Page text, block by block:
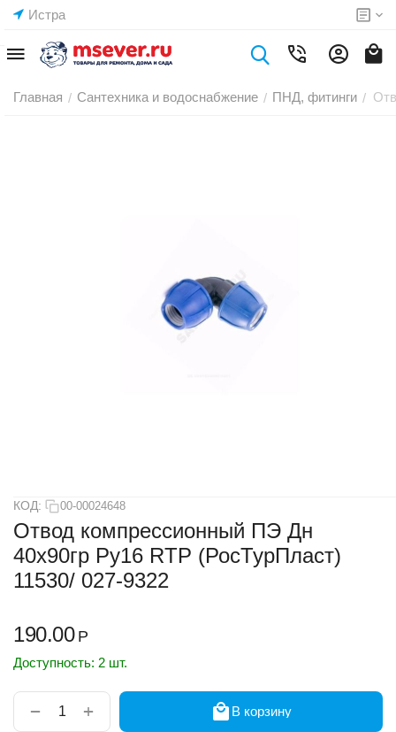
Истра
Главная / Сантехника и водоснабжение / ПНД, фитинги /
КОД: 00-00024648
Отвод компрессионный ПЭ Дн
40х90гр Ру16 RTP (РосТурПласт)
11530/ 027-9322
190.00 Р
Доступность: 2 шт.
+
−
В корзину